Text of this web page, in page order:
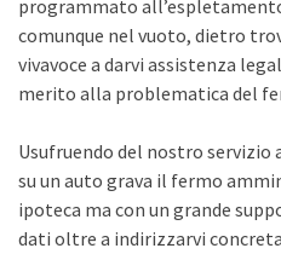
programmato
comunque nel vuoto, dietro
vivavoce a darvi assistenza
merito alla problematica del
Usufruendo del nostro servizio
su un auto grava il fermo
ipoteca ma con un grande
dati oltre a indirizzarvi